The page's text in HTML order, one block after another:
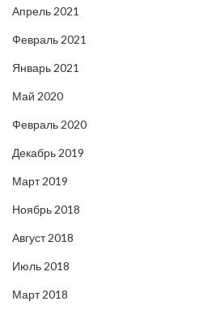
Апрель 2021
Февраль 2021
Январь 2021
Май 2020
Февраль 2020
Декабрь 2019
Март 2019
Ноябрь 2018
Август 2018
Июль 2018
Март 2018